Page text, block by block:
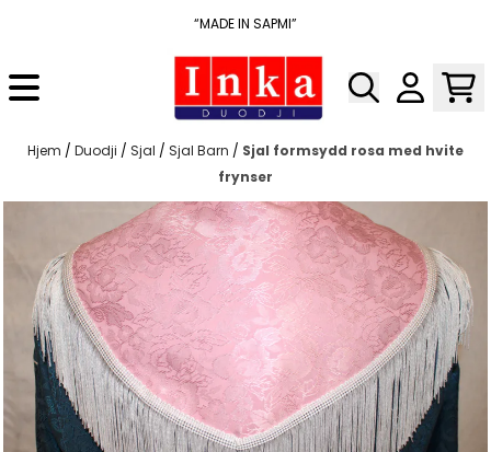
“MADE IN SAPMI”
Hjem / Duodji / Sjal / Sjal Barn / Sjal formsydd rosa med hvite
frynser